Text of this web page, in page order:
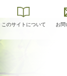
このサイトについて お問